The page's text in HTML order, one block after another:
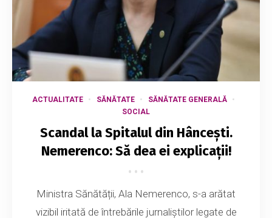
ACTUALITATE SĂNĂTATE
SĂNĂTATE GENERALĂ
SOCIAL
Scandal la Spitalul din Hâncești.
Nemerenco: Să dea ei explicații!
Ministra Sănătății, Ala Nemerenco, s-a arătat
vizibil iritată de întrebările jurnaliștilor legate de